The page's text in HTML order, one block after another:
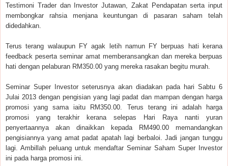
Testimoni Trader dan Investor Jutawan, Zakat Pendapatan serta input
membongkar rahsia menjana keuntungan di pasaran saham telah
didedahkan.
Terus terang walaupun FY agak letih namun FY berpuas hati kerana
feedback peserta seminar amat memberansangkan dan mereka berpuas
hati dengan pelaburan RM350.00 yang mereka rasakan begitu murah.
Seminar Super Investor seterusnya akan diadakan pada hari Sabtu 6
Julai 2013 dengan pengisian yang lagi padat dan mampan dengan harga
promosi yang sama iaitu RM350.00. Terus terang ini adalah harga
promosi yang terakhir kerana selepas Hari Raya nanti yuran
penyertaannya akan dinaikkan kepada RM490.00 memandangkan
pengisiannya yang amat padat apatah lagi berbaloi. Jadi jangan tunggu
lagi. Ambillah peluang untuk mendaftar Seminar Saham Super Investor
ini pada harga promosi ini.